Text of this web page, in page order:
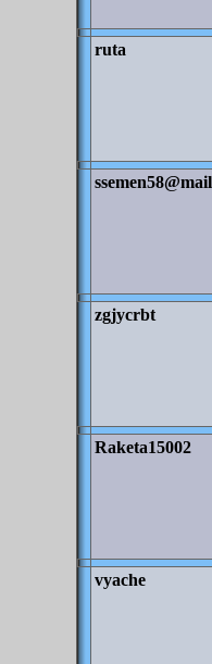
ruta
zgjycrbt
Raketa15002
vyache